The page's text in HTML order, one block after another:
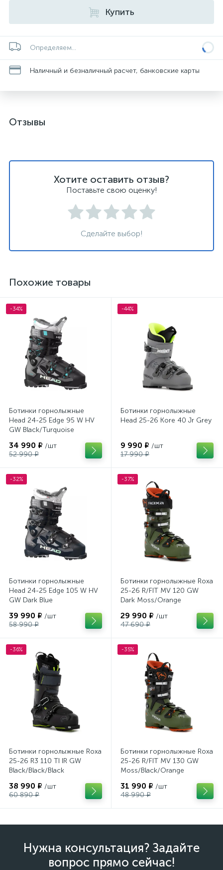
Купить
Определяем...
Наличный и безналичный расчет, банковские карты
Отзывы
Хотите оставить отзыв?
Поставьте свою оценку!
Сделайте выбор!
Похожие товары
-34%
Ботинки горнолыжные
Head 24-25 Edge 95 W HV
GW Black/Turquoise
34 990 ₽ /шт
52 990 ₽
-44%
Ботинки горнолыжные
Head 25-26 Kore 40 Jr Grey
9 990 ₽ /шт
17 990 ₽
-32%
Ботинки горнолыжные
Head 24-25 Edge 105 W HV
GW Dark Blue
39 990 ₽ /шт
58 990 ₽
-37%
Ботинки горнолыжные Roxa
25-26 R/FIT MV 120 GW
Dark Moss/Orange
29 990 ₽ /шт
47 690 ₽
-36%
Ботинки горнолыжные Roxa
25-26 R3 110 TI IR GW
Black/Black/Black
38 990 ₽ /шт
60 890 ₽
-35%
Ботинки горнолыжные Roxa
25-26 R/FIT MV 130 GW
Moss/Black/Orange
31 990 ₽ /шт
48 990 ₽
Нужна консультация? Задайте
вопрос прямо сейчас!